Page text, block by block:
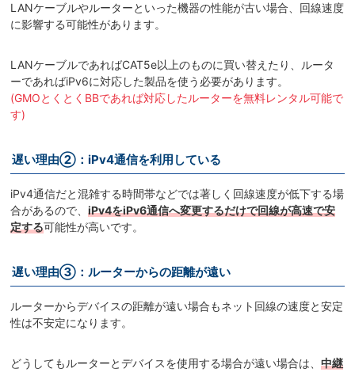
LANケーブルやルーターといった機器の性能が古い場合、回線速度
に影響する可能性があります。
LANケーブルであればCAT5e以上のものに買い替えたり、ルータ
ーであればiPv6に対応した製品を使う必要があります。
(GMOとくとくBBであれば対応したルーターを無料レンタル可能で
す)
遅い理由②：iPv4通信を利用している
iPv4通信だと混雑する時間帯などでは著しく回線速度が低下する場
合があるので、 iPv4をiPv6通信へ変更するだけで回線が高速で安
定する可能性が高いです。
遅い理由③：ルーターからの距離が遠い
ルーターからデバイスの距離が遠い場合もネット回線の速度と安定
性は不安定になります。
どうしてもルーターとデバイスを使用する場合が遠い場合は、 中継